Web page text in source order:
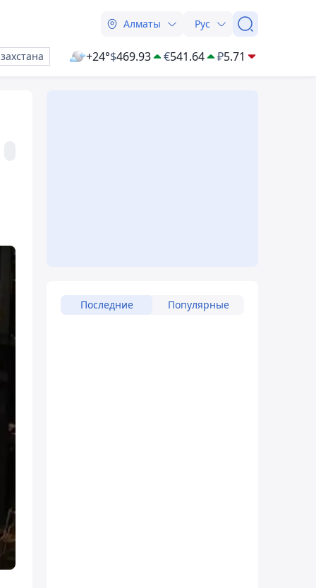
Алматы Рус
+24°$469.93 €541.64 ₽5.71
Последние Популярные